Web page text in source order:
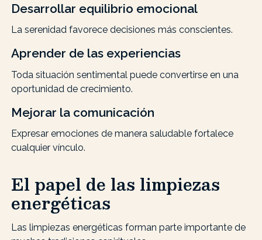
Desarrollar equilibrio emocional
La serenidad favorece decisiones más conscientes.
Aprender de las experiencias
Toda situación sentimental puede convertirse en una
oportunidad de crecimiento.
Mejorar la comunicación
Expresar emociones de manera saludable fortalece
cualquier vínculo.
El papel de las limpiezas
energéticas
Las limpiezas energéticas forman parte importante de